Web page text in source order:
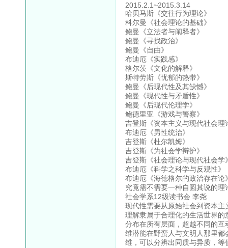
2015.2.1~2015.3.14
哈贝马斯《交往行为理论》
科尔曼《社会理论的基础》
鲍曼《立法者与阐释者》
鲍曼《寻找政治》
鲍曼《自由》
布迪厄《实践感》
格尔茨《文化的解释》
斯特劳斯《忧郁的热带》
鲍曼《后现代性及其缺憾》
鲍曼《现代性与矛盾性》
鲍曼《后现代伦理学》
鲍德里亚《游戏与警察》
吉登斯《资本主义与现代社会理
布迪厄《男性统治》
吉登斯《杜尔凯姆》
吉登斯《为社会学辩护》
吉登斯《社会理论与现代社会学
布迪厄《科学之科学与反观性》
布迪厄《海德格尔的政治存在论
究竟需不需要一种自圆其说的理
社会学系12级读书会 李尧
现代性需要从原始社会到资本
理解隶属于合理化的生活世界
分布在所有层面，超越不同的
维潜能在野蛮人与文明人那里
维，可以分辨出同质与异质，